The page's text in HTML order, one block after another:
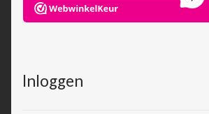
Inloggen